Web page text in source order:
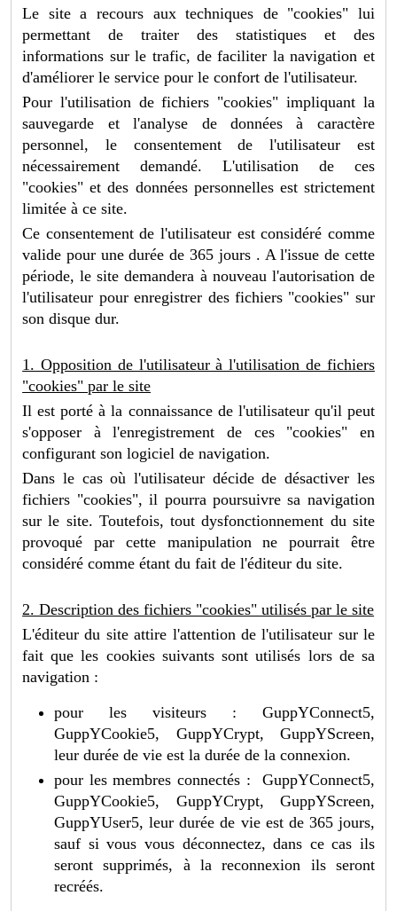
Le site a recours aux techniques de "cookies" lui
permettant de traiter des statistiques et des
informations sur le trafic, de faciliter la navigation et
d'améliorer le service pour le confort de l'utilisateur.
Pour l'utilisation de fichiers "cookies" impliquant la
sauvegarde et l'analyse de données à caractère
personnel, le consentement de l'utilisateur est
nécessairement demandé. L'utilisation de ces
"cookies" et des données personnelles est strictement
limitée à ce site.
Ce consentement de l'utilisateur est considéré comme
valide pour une durée de 365 jours . A l'issue de cette
période, le site demandera à nouveau l'autorisation de
l'utilisateur pour enregistrer des fichiers "cookies" sur
son disque dur.
1. Opposition de l'utilisateur à l'utilisation de fichiers
"cookies" par le site
Il est porté à la connaissance de l'utilisateur qu'il peut
s'opposer à l'enregistrement de ces "cookies" en
configurant son logiciel de navigation.
Dans le cas où l'utilisateur décide de désactiver les
fichiers "cookies", il pourra poursuivre sa navigation
sur le site. Toutefois, tout dysfonctionnement du site
provoqué par cette manipulation ne pourrait être
considéré comme étant du fait de l'éditeur du site.
2. Description des fichiers "cookies" utilisés par le site
L'éditeur du site attire l'attention de l'utilisateur sur le
fait que les cookies suivants sont utilisés lors de sa
navigation :
pour les visiteurs : GuppYConnect5,
GuppYCookie5, GuppYCrypt, GuppYScreen,
leur durée de vie est la durée de la connexion.
pour les membres connectés : GuppYConnect5,
GuppYCookie5, GuppYCrypt, GuppYScreen,
GuppYUser5, leur durée de vie est de 365 jours,
sauf si vous vous déconnectez, dans ce cas ils
seront supprimés, à la reconnexion ils seront
recréés.